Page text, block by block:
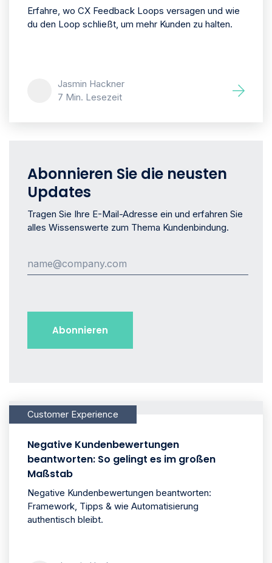
Erfahre, wo CX Feedback Loops versagen und wie
du den Loop schließt, um mehr Kunden zu halten.
Jasmin Hackner
7 Min. Lesezeit
Abonnieren Sie die neusten
Updates
Tragen Sie Ihre E-Mail-Adresse ein und erfahren Sie
alles Wissenswerte zum Thema Kundenbindung.
Customer Experience
Negative Kundenbewertungen
beantworten: So gelingt es im großen
Maßstab
Negative Kundenbewertungen beantworten:
Framework, Tipps & wie Automatisierung
authentisch bleibt.